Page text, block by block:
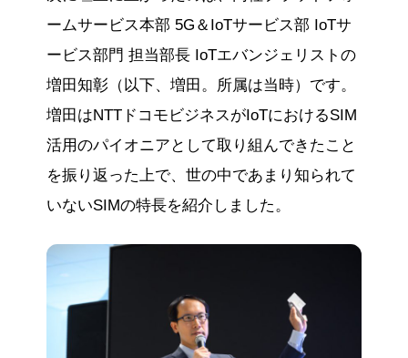
ームサービス本部 5G＆IoTサービス部 IoTサ
ービス部門 担当部長 IoTエバンジェリストの
増田知彰（以下、増田。所属は当時）です。
増田はNTTドコモビジネスがIoTにおけるSIM
活用のパイオニアとして取り組んできたこと
を振り返った上で、世の中であまり知られて
いないSIMの特長を紹介しました。